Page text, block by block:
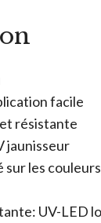
facile
résistante
jaunisseur
sur les
UV-LED